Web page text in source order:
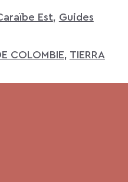
Est, Guides
COLOMBIE, TIERRA